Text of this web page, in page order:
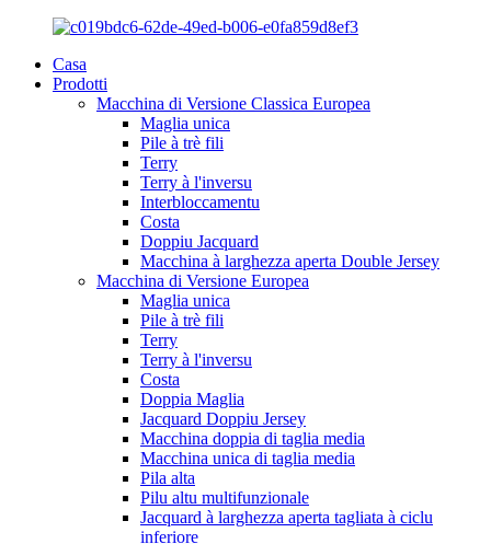
Casa
Prodotti
Macchina di Versione Classica Europea
Maglia unica
Pile à trè fili
Terry
Terry à l'inversu
Interbloccamentu
Costa
Doppiu Jacquard
Macchina à larghezza aperta Double Jersey
Macchina di Versione Europea
Maglia unica
Pile à trè fili
Terry
Terry à l'inversu
Costa
Doppia Maglia
Jacquard Doppiu Jersey
Macchina doppia di taglia media
Macchina unica di taglia media
Pila alta
Pilu altu multifunzionale
Jacquard à larghezza aperta tagliata à ciclu
inferiore